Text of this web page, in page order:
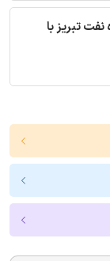
تبریز با